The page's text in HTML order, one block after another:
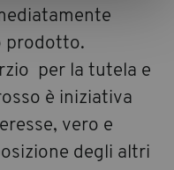
prodotto.
per la tutela e
è iniziativa
vero e
degli altri